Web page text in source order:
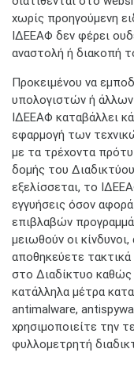
χωρίς προηγούμενη
ΙΔΕΕΑΦ δεν φέρει
αναστολή ή διακοπή
Προκειμένου να
υπολογιστών ή
ΙΔΕΕΑΦ καταβάλλει
εφαρμογή των
με τα τρέχοντα
δομής του
εξελίσσεται, το
εγγυήσεις όσον
επιβλαβών
μειωθούν οι
αποθηκεύετε
στο Διαδίκτυο καθώς
κατάλληλα μέτρα
antimalware,
χρησιμοποιείτε την
φυλλομετρητή